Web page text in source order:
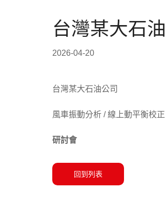
台灣某大石
2026-04-20
台灣某大石油公司
風車振動分析 / 線上動平衡校正
研討會
回到列表